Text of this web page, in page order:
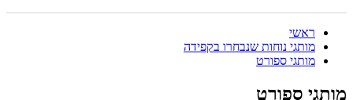
ראשי
מותגי נוחות שנבחרו בקפידה
מותגי ספורט
מותגי ספורט